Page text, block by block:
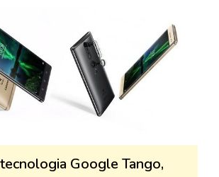
Google Tango,